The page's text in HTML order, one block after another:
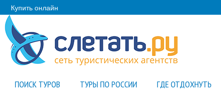
Купить онлайн
ПОИСК ТУРОВ ТУРЫ ПО РОССИИ ГДЕ ОТДОХНУТЬ